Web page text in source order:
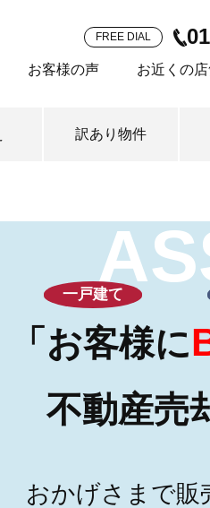
お客様の声 お近くの
FREE DIAL
訳あり物件
一戸建て
「お客様に
不動産売
おかげさまで販